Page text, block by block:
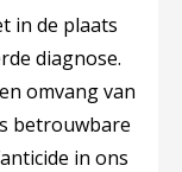
in de plaats
diagnose.
omvang van
betrouwbare
in ons